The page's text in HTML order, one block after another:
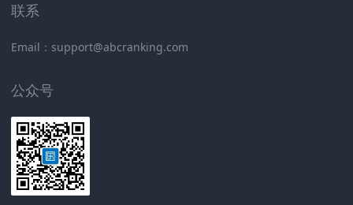
联系
Email：support@abcranking.com
公众号